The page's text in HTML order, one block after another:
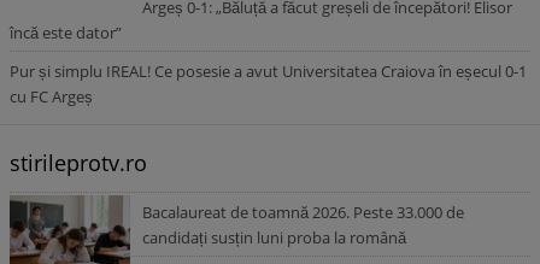
Argeș 0-1: „Băluță a făcut greșeli de începători! Elisor
încă este dator”
Pur și simplu IREAL! Ce posesie a avut Universitatea Craiova în eșecul 0-1
cu FC Argeș
stirileprotv.ro
Bacalaureat de toamnă 2026. Peste 33.000 de
candidați susțin luni proba la română